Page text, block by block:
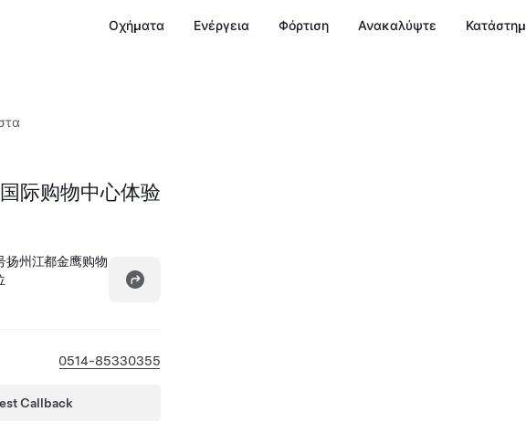
Οχήματα Ενέργεια Φόρτιση Ανακαλύψτε
际购物中心体验
扬州江都金鹰购物
0514-85330355
Callback